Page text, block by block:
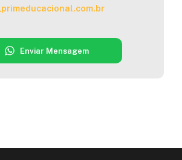
primeducacional.com.br
Enviar Mensagem